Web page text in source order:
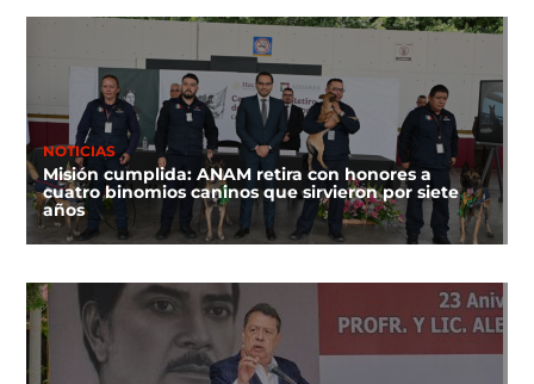
NOTICIAS
Misión cumplida: ANAM retira con honores a
cuatro binomios caninos que sirvieron por siete
años